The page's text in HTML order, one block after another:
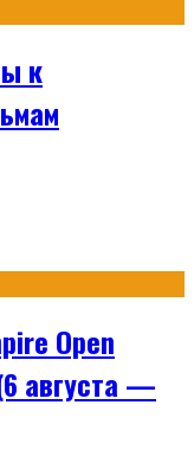
к
Open
августа —